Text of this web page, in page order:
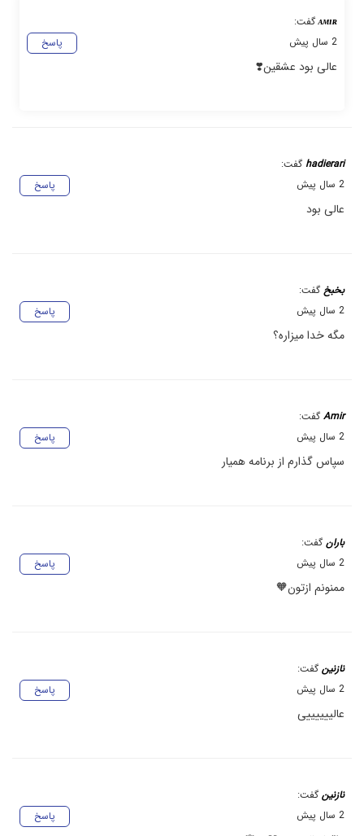
ᴀᴍɪʀ گفت:
پاسخ
2 سال پیش
عالی بود عشقین❣️
hadierari گفت:
پاسخ
2 سال پیش
عالی بود
بخبخ گفت:
پاسخ
2 سال پیش
مگه خدا میزاره؟
Amir گفت:
پاسخ
2 سال پیش
سپاس گذارم از برنامه همیار
باران گفت:
پاسخ
2 سال پیش
ممنونم ازتون🧡
نازنین گفت:
پاسخ
2 سال پیش
عالییییییی
نازنین گفت:
پاسخ
2 سال پیش